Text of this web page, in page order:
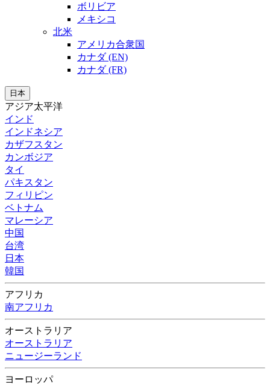
ボリビア
メキシコ
北米
アメリカ合衆国
カナダ (EN)
カナダ (FR)
日本
アジア太平洋
インド
インドネシア
カザフスタン
カンボジア
タイ
パキスタン
フィリピン
ベトナム
マレーシア
中国
台湾
日本
韓国
アフリカ
南アフリカ
オーストラリア
オーストラリア
ニュージーランド
ヨーロッパ